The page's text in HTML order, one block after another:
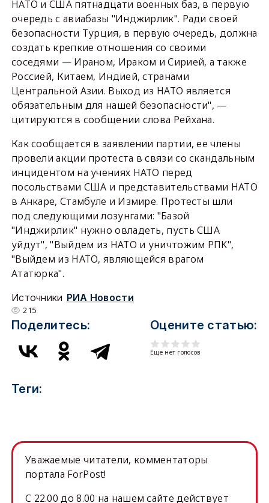
НАТО и США пятнадцати военных баз, в первую
очередь с авиабазы "Инджирлик". Ради своей
безопасности Турция, в первую очередь, должна
создать крепкие отношения со своими
соседями — Ираном, Ираком и Сирией, а также
Россией, Китаем, Индией, странами
Центральной Азии. Выход из НАТО является
обязательным для нашей безопасности", —
цитируются в сообщении слова Рейхана.
Как сообщается в заявлении партии, ее члены
провели акции протеста в связи со скандальным
инцидентом на учениях НАТО перед
посольствами США и представительствами НАТО
в Анкаре, Стамбуле и Измире. Протесты шли
под следующими лозунгами: "Базой
"Инджирлик" нужно овладеть, пусть США
уйдут", "Выйдем из НАТО и уничтожим PПK",
"Выйдем из НАТО, являющейся врагом
Ататюрка".
Источники РИА Новости
215
Поделитесь: Оцените статью:
Еще нет голосов
Теги:
Уважаемые читатели, комментаторы
портала ForPost!
C 22.00 до 8.00 на нашем сайте действует